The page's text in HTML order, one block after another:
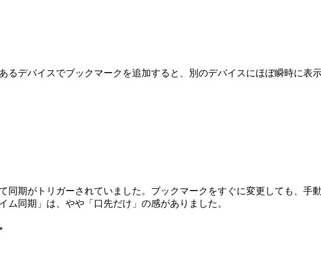
デバイスでブックマークを追加すると、別のデバイスにほぼ瞬時に表示
期がトリガーされていました。ブックマークをすぐに変更しても、手
同期」は、やや「口先だけ」の感がありました。